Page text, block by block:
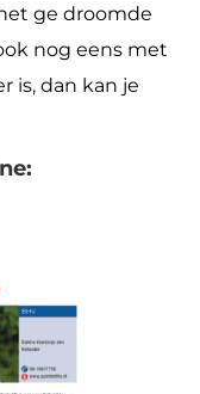
ge­ droomde
nog eens met
is, dan kan je